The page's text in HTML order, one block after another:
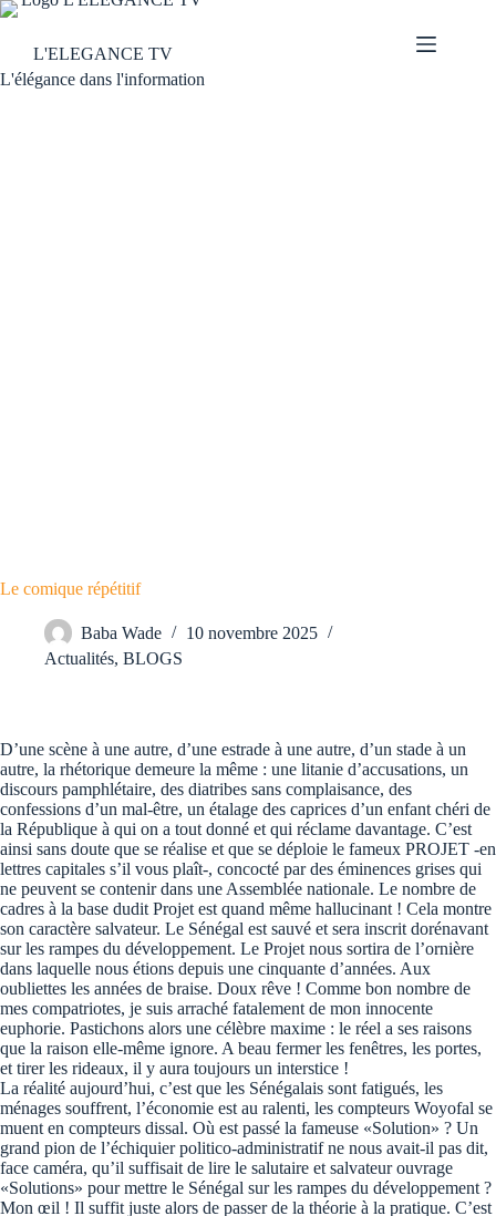
L'ELEGANCE TV
L'élégance dans l'information
Le comique répétitif
Baba Wade
10 novembre 2025
Actualités, BLOGS
D’une scène à une autre, d’une estrade à une autre, d’un stade à un
autre, la rhétorique demeure la même : une litanie d’accusations, un
discours pamphlétaire, des diatribes sans complaisance, des
confessions d’un mal-être, un étalage des caprices d’un enfant chéri de
la République à qui on a tout donné et qui réclame davantage. C’est
ainsi sans doute que se réalise et que se déploie le fameux PROJET -en
lettres capitales s’il vous plaît-, concocté par des éminences grises qui
ne peuvent se contenir dans une Assemblée nationale. Le nombre de
cadres à la base dudit Projet est quand même hallucinant ! Cela montre
son caractère salvateur. Le Sénégal est sauvé et sera inscrit dorénavant
sur les rampes du développement. Le Projet nous sortira de l’ornière
dans laquelle nous étions depuis une cinquante d’années. Aux
oubliettes les années de braise. Doux rêve ! Comme bon nombre de
mes compatriotes, je suis arraché fatalement de mon innocente
euphorie. Pastichons alors une célèbre maxime : le réel a ses raisons
que la raison elle-même ignore. A beau fermer les fenêtres, les portes,
et tirer les rideaux, il y aura toujours un interstice !
La réalité aujourd’hui, c’est que les Sénégalais sont fatigués, les
ménages souffrent, l’économie est au ralenti, les compteurs Woyofal se
muent en compteurs dissal. Où est passé la fameuse «Solution» ? Un
grand pion de l’échiquier politico-administratif ne nous avait-il pas dit,
face caméra, qu’il suffisait de lire le salutaire et salvateur ouvrage
«Solutions» pour mettre le Sénégal sur les rampes du développement ?
Mon œil ! Il suffit juste alors de passer de la théorie à la pratique. C’est